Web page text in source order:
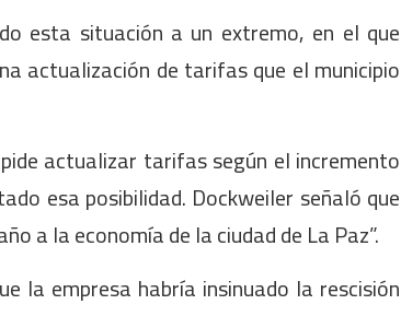
esta situación a un extremo, en el que
actualización de tarifas que el municipio
actualizar tarifas según el incremento
esa posibilidad. Dockweiler señaló que
a la economía de la ciudad de La Paz”.
la empresa habría insinuado la rescisión